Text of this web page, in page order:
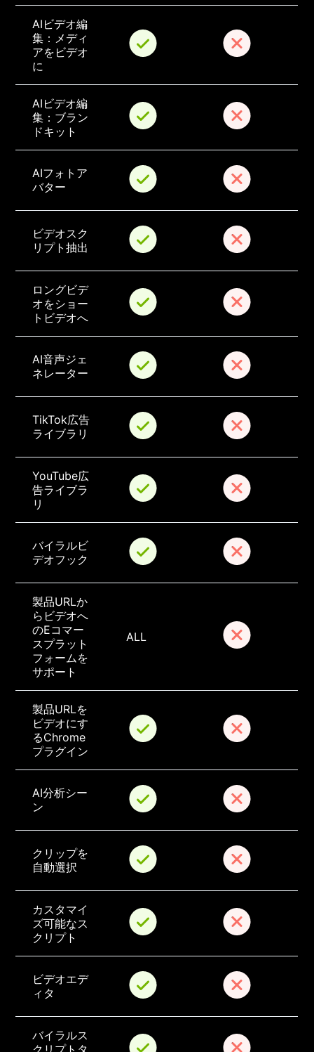
AIビデオ編
集：メディ
アをビデオ
に
AIビデオ編
集：ブラン
ドキット
AIフォトア
バター
ビデオスク
リプト抽出
ロングビデ
オをショー
トビデオへ
AI音声ジェ
ネレーター
TikTok広告
ライブラリ
YouTube広
告ライブラ
リ
バイラルビ
デオフック
製品URLか
らビデオへ
のEコマー
スプラット
フォームを
サポート
ALL
製品URLを
ビデオにす
るChrome
プラグイン
AI分析シー
ン
クリップを
自動選択
カスタマイ
ズ可能なス
クリプト
ビデオエデ
ィタ
バイラルス